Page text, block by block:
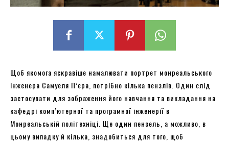
Щоб якомога яскравіше намалювати портрет монреальського
інженера Самуеля П’єра, потрібно кілька пензлів. Один слід
застосувати для зображення його навчання та викладання на
кафедрі комп’ютерної та програмної інженерії в
Монреальській політехніці. Ще один пензель, а можливо, в
цьому випадку й кілька, знадобиться для того, щоб